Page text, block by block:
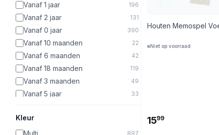
Vanaf 1 jaar 196
Vanaf 2 jaar 131
Vanaf 0 jaar 390
Vanaf 10 maanden 22
Vanaf 6 maanden 42
Vanaf 18 maanden 119
Vanaf 3 maanden 49
Vanaf 5 jaar 33
Vanaf 6 jaar
Vanaf 8 jaar 21
Kleur
Multi
897
Houten Memospel
Niet op voorraad
1599